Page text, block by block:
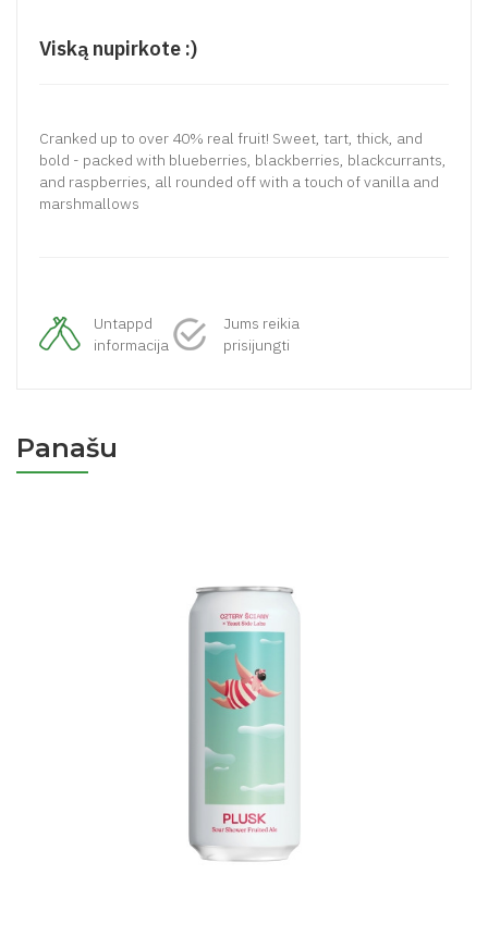
Viską nupirkote :)
Cranked up to over 40% real fruit! Sweet, tart, thick, and
bold - packed with blueberries, blackberries, blackcurrants,
and raspberries, all rounded off with a touch of vanilla and
marshmallows
Untappd
informacija
Jums reikia
prisijungti
Panašu